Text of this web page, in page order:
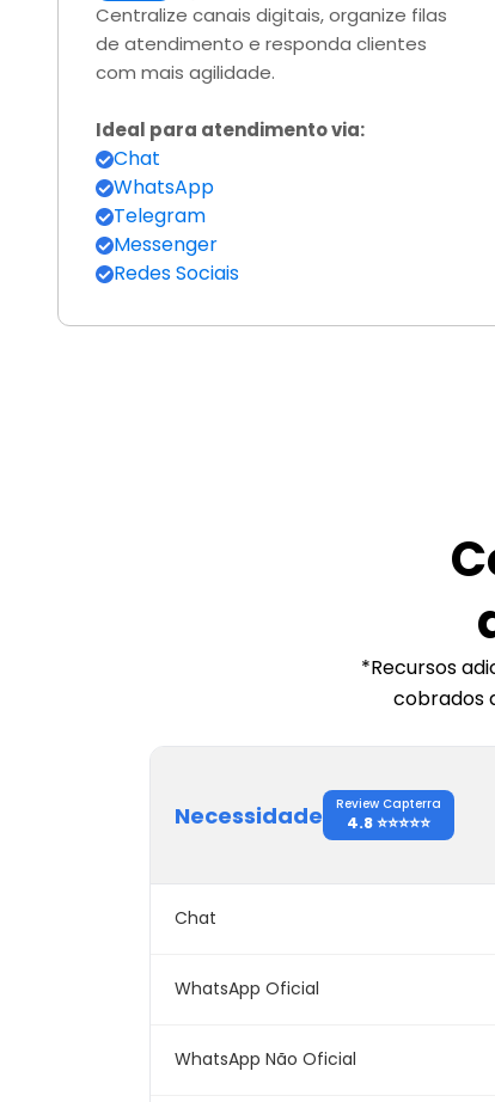
Centralize canais digitais, organize filas
de atendimento e responda clientes
com mais agilidade.
Ideal para atendimento via:
Chat
WhatsApp
Telegram
Messenger
Redes Sociais
*Recursos
cobrados
Necessidade Review Capterra
4.8⭐⭐⭐⭐⭐
Chat
WhatsApp Oficial
WhatsApp Não Oficial